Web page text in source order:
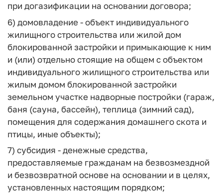
при догазификации на основании договора;
6) домовладение - объект индивидуального
жилищного строительства или жилой дом
блокированной застройки и примыкающие к ним
и (или) отдельно стоящие на общем с объектом
индивидуального жилищного строительства или
жилым домом блокированной застройки
земельном участке надворные постройки (гараж,
баня (сауна, бассейн), теплица (зимний сад),
помещения для содержания домашнего скота и
птицы, иные объекты);
7) субсидия - денежные средства,
предоставляемые гражданам на безвозмездной
и безвозвратной основе на основании и в целях,
установленных настоящим порядком;